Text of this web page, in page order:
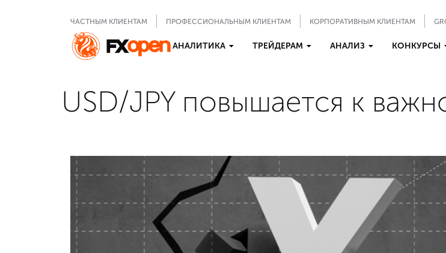
ЧАСТНЫМ КЛИЕНТАМ ПРОФЕССИОНАЛЬНЫМ КЛИЕНТАМ КОРПОРАТИВНЫМ КЛИЕНТАМ
АНАЛИТИКА ТРЕЙДЕРАМ АНАЛИЗ КОНКУРСЫ
USD/JPY повышается к